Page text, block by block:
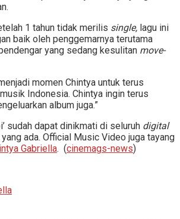
1 tahun tidak merilis single, lagu ini
baik oleh penggemarnya terutama
yang sedang kesulitan move-
momen Chintya untuk terus
Indonesia. Chintya ingin terus
album juga.”
sudah dapat dinikmati di seluruh digital
yang ada. Official Music Video juga tayang
Gabriella. (cinemags-news)